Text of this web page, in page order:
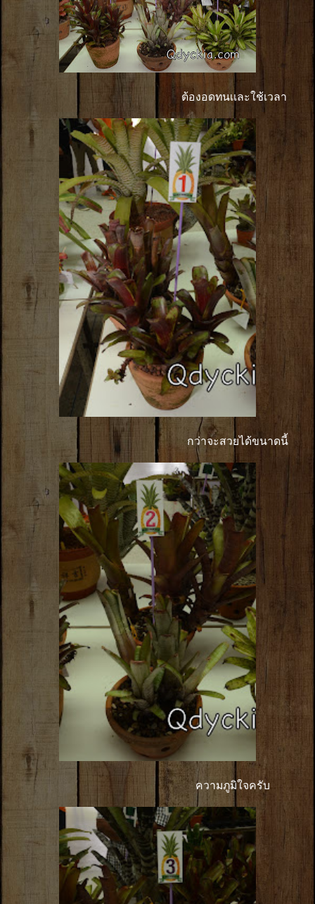
ต้องอดทนเเละใช้เวลา
กว่าจะสวยได้ขนาดนี้
ความภูมิใจครับ